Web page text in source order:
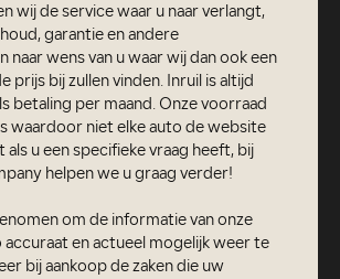
wij de service waar u naar verlangt,
garantie en andere
naar wens van u waar wij dan ook een
prijs bij zullen vinden. Inruil is altijd
betaling per maand. Onze voorraad
waardoor niet elke auto de website
als u een specifieke vraag heeft, bij
helpen we u graag verder!
om de informatie van onze
en actueel mogelijk weer te
bij aankoop de zaken die uw